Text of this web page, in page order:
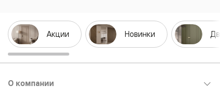
Акции Новинки
О компании